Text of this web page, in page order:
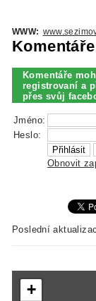
WWW:
Komentáře
Komentáře
registrovaní a
přes svůj
Jméno:
Heslo:
Obnovit
Poslední
+